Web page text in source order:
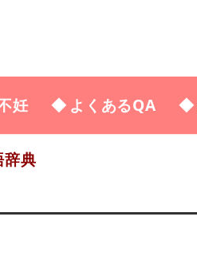
妊 よくあるQA
典